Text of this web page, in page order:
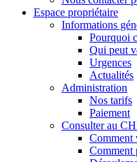
Espace propriétaire
Informations
Pourquoi
Qui peut
Urgences
Actualités
Administration
Nos tarifs
Paiement
Consulter au
Comment
Comment